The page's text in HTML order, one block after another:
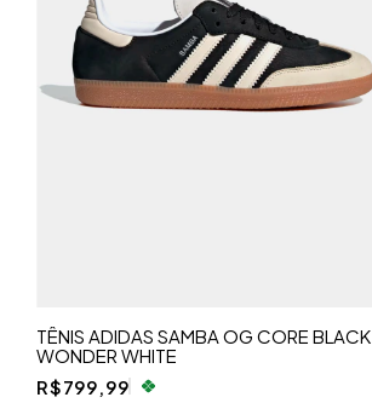
TÊNIS ADIDAS SAMBA OG CORE BLACK
WONDER WHITE
R$799,99